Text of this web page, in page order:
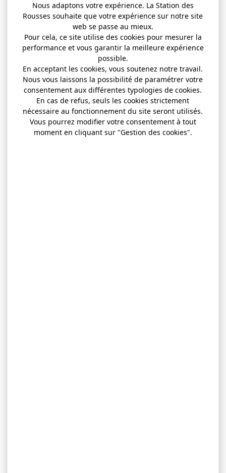
Nous adaptons votre expérience. La Station des
Rousses souhaite que votre expérience sur notre site
web se passe au mieux.
Pour cela, ce site utilise des cookies pour mesurer la
performance et vous garantir la meilleure expérience
possible.
En acceptant les cookies, vous soutenez notre travail.
Nous vous laissons la possibilité de paramétrer votre
consentement aux différentes typologies de cookies.
En cas de refus, seuls les cookies strictement
nécessaire au fonctionnement du site seront utilisés.
Vous pourrez modifier votre consentement à tout
moment en cliquant sur "Gestion des cookies".